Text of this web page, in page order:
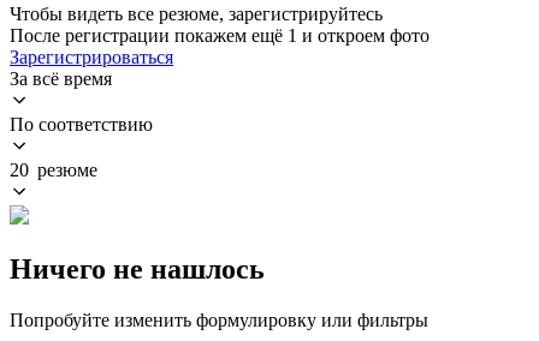
Чтобы видеть все резюме, зарегистрируйтесь
После регистрации покажем ещё 1 и откроем фото
Зарегистрироваться
За всё время
По соответствию
20 резюме
Ничего не нашлось
Попробуйте изменить формулировку или фильтры